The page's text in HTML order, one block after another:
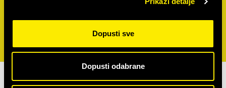
Dopusti sve
Dopusti odabrane
PRATITE NAS NA MREŽAMA